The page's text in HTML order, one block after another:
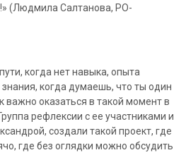
(Людмила Салтанова, РО-
когда нет навыка, опыта
когда думаешь, что ты один
важно оказаться в такой момент в
рефлексии с ее участниками и
создали такой проект, где
где без оглядки можно обсудить